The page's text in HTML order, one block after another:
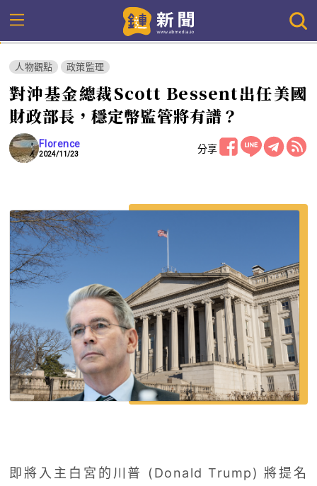
人物觀點 政策監理
對沖基金總裁Scott Bessent出任美國
財政部長，穩定幣監管將有譜？
Florence
2024/11/23 分享
即將入主白宮的川普 (Donald Trump) 將提名